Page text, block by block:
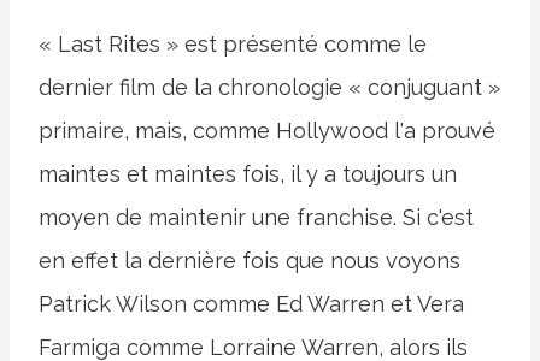
« Last Rites » est présenté comme le
dernier film de la chronologie « conjuguant »
primaire, mais, comme Hollywood l'a prouvé
maintes et maintes fois, il y a toujours un
moyen de maintenir une franchise. Si c'est
en effet la dernière fois que nous voyons
Patrick Wilson comme Ed Warren et Vera
Farmiga comme Lorraine Warren, alors ils